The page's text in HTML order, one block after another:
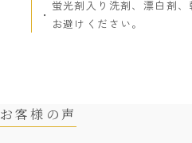
蛍光剤入り洗剤、漂白剤
お避けください。
お客様の声